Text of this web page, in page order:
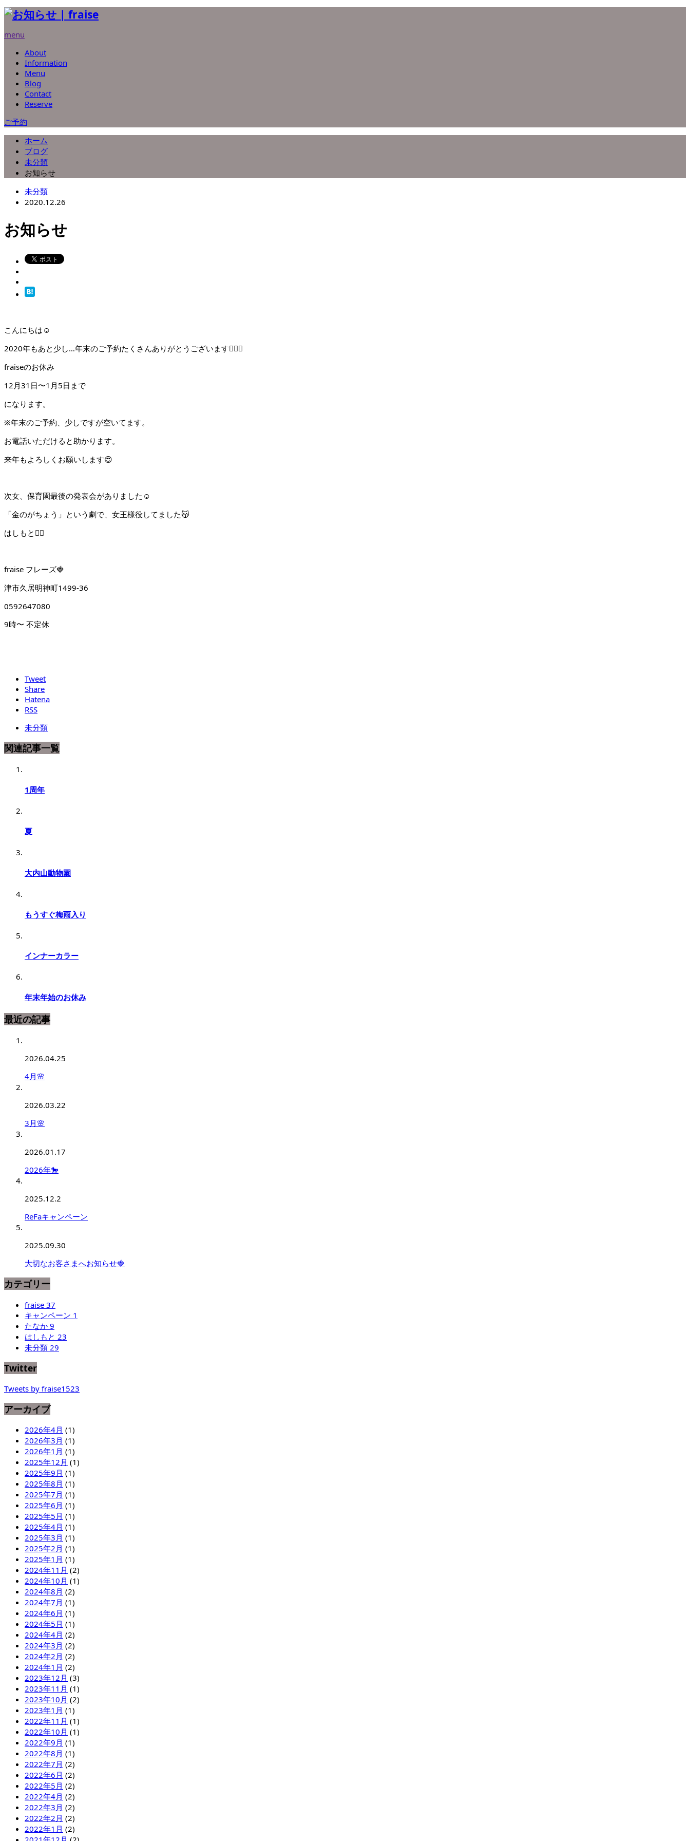
menu
About
Information
Menu
Blog
Contact
Reserve
ご予約
ホーム
ブログ
未分類
お知らせ
未分類
2020.12.26
お知らせ
こんにちは☺️
2020年もあと少し…年末のご予約たくさんありがとうございます🙇🏻‍♀️
fraiseのお休み
12月31日〜1月5日まで
になります。
※年末のご予約、少しですが空いてます。
お電話いただけると助かります。
来年もよろしくお願いします😍
次女、保育園最後の発表会がありました☺️
「金のがちょう」という劇で、女王様役してました😽
はしもと 💁‍♀️
fraise フレーズ🍓
津市久居明神町1499-36
0592647080
9時〜 不定休
Tweet
Share
Hatena
RSS
未分類
関連記事一覧
1周年
夏
大内山動物園
もうすぐ梅雨入り
インナーカラー
年末年始のお休み
最近の記事
2026.04.25
4月🌸
2026.03.22
3月🌸
2026.01.17
2026年🐎
2025.12.2
ReFaキャンペーン
2025.09.30
大切なお客さまへお知らせ🍓
カテゴリー
fraise 37
キャンペーン 1
たなか 9
はしもと 23
未分類 29
Twitter
Tweets by fraise1523
アーカイブ
2026年4月 (1)
2026年3月 (1)
2026年1月 (1)
2025年12月 (1)
2025年9月 (1)
2025年8月 (1)
2025年7月 (1)
2025年6月 (1)
2025年5月 (1)
2025年4月 (1)
2025年3月 (1)
2025年2月 (1)
2025年1月 (1)
2024年11月 (2)
2024年10月 (1)
2024年8月 (2)
2024年7月 (1)
2024年6月 (1)
2024年5月 (1)
2024年4月 (2)
2024年3月 (2)
2024年2月 (2)
2024年1月 (2)
2023年12月 (3)
2023年11月 (1)
2023年10月 (2)
2023年1月 (1)
2022年11月 (1)
2022年10月 (1)
2022年9月 (1)
2022年8月 (1)
2022年7月 (2)
2022年6月 (2)
2022年5月 (2)
2022年4月 (2)
2022年3月 (2)
2022年2月 (2)
2022年1月 (2)